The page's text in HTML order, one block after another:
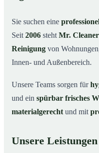
04So läuft die
Typische Anlässe für
Gebäudereinigung
Sie suchen eine
Seit 2006 steht Mr. Cleaner
Reinigung von
Innen- und Außenbereich.
Unsere Teams sorgen für
und ein spürbar frisches
materialgerecht und mit
Unsere